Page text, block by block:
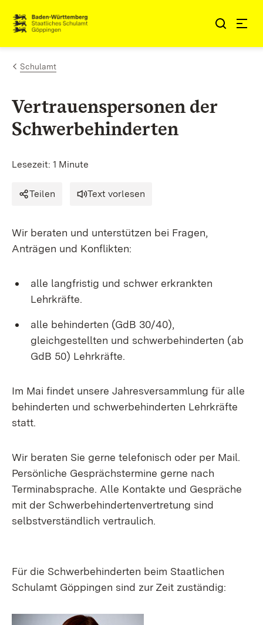
Zum Inhalt springen
Link zur Startseite
Schulamt
Vertrauenspersonen der
Schwerbehinderten
Lesezeit: 1 Minute
Teilen Text vorlesen
Wir beraten und unterstützen bei Fragen,
Anträgen und Konflikten:
alle langfristig und schwer erkrankten
Lehrkräfte.
alle behinderten (GdB 30/40),
gleichgestellten und schwerbehinderten (ab
GdB 50) Lehrkräfte.
Im Mai findet unsere Jahresversammlung für alle
behinderten und schwerbehinderten Lehrkräfte
statt.
Wir beraten Sie gerne telefonisch oder per Mail.
Persönliche Gesprächstermine gerne nach
Terminabsprache. Alle Kontakte und Gespräche
mit der Schwerbehindertenvertretung sind
selbstverständlich vertraulich.
Für die Schwerbehinderten beim Staatlichen
Schulamt Göppingen sind zur Zeit zuständig: